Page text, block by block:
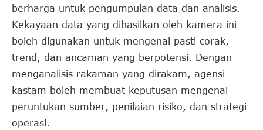
berharga untuk pengumpulan data dan analisis.
Kekayaan data yang dihasilkan oleh kamera ini
boleh digunakan untuk mengenal pasti corak,
trend, dan ancaman yang berpotensi. Dengan
menganalisis rakaman yang dirakam, agensi
kastam boleh membuat keputusan mengenai
peruntukan sumber, penilaian risiko, dan strategi
operasi.